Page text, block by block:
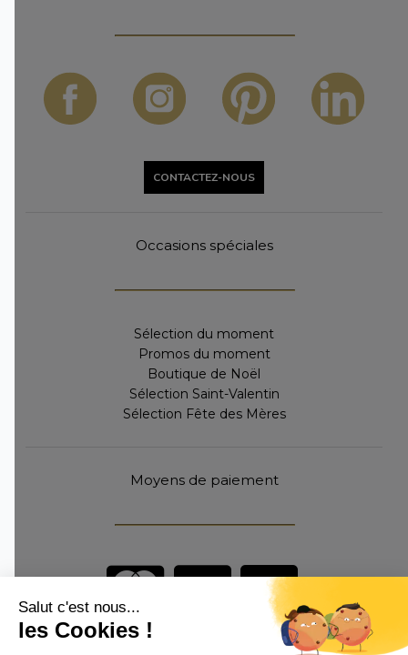
CONTACTEZ-NOUS
Occasions spéciales
Sélection du moment
Promos du moment
Boutique de Noël
Sélection Saint-Valentin
Sélection Fête des Mères
Moyens de paiement